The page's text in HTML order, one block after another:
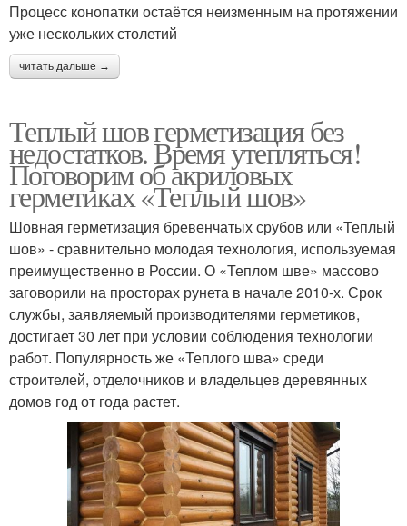
Процесс конопатки остаётся неизменным на протяжении
уже нескольких столетий
читать дальше →
Теплый шов герметизация без
недостатков. Время утепляться!
Поговорим об акриловых
герметиках «Теплый шов»
Шовная герметизация бревенчатых срубов или «Теплый
шов» - сравнительно молодая технология, используемая
преимущественно в России. О «Теплом шве» массово
заговорили на просторах рунета в начале 2010-х. Срок
службы, заявляемый производителями герметиков,
достигает 30 лет при условии соблюдения технологии
работ. Популярность же «Теплого шва» среди
строителей, отделочников и владельцев деревянных
домов год от года растет.